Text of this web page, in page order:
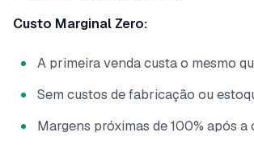
Custo Marginal Zero:
A primeira venda custa o mesmo
Sem custos de fabricação ou
Margens próximas de 100% após a